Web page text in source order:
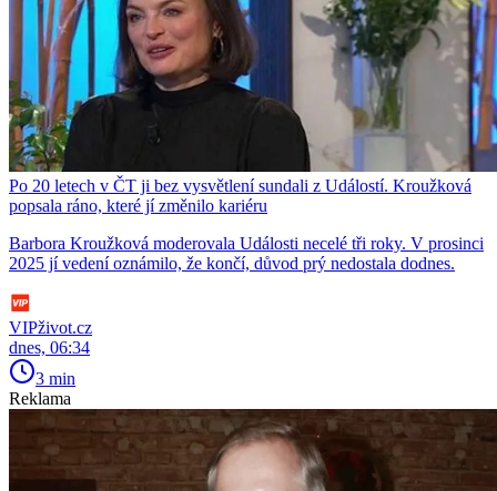
Po 20 letech v ČT ji bez vysvětlení sundali z Událostí. Kroužková
popsala ráno, které jí změnilo kariéru
Barbora Kroužková moderovala Události necelé tři roky. V prosinci
2025 jí vedení oznámilo, že končí, důvod prý nedostala dodnes.
VIPživot.cz
dnes, 06:34
3 min
Reklama